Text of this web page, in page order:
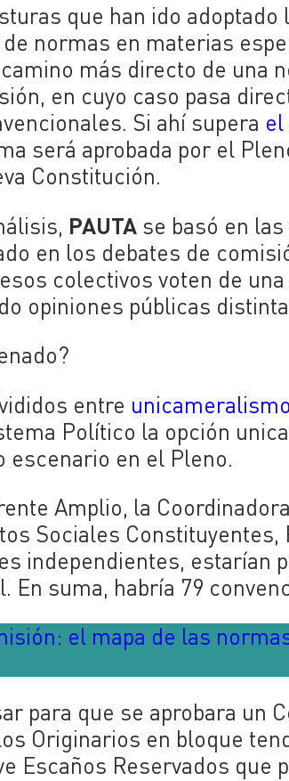
que han ido
normas en materias
más directo de una
en cuyo caso pasa
Si ahí supera el
será aprobada por el
Constitución.
PAUTA se basó en
en los debates de
colectivos voten de
opiniones públicas
entre
Político la opción
en el Pleno.
Amplio, la
Sociales Constituyentes,
independientes, estarían
En suma, habría 79
el mapa de las
para que se aprobara un
Originarios en bloque
Escaños Reservados